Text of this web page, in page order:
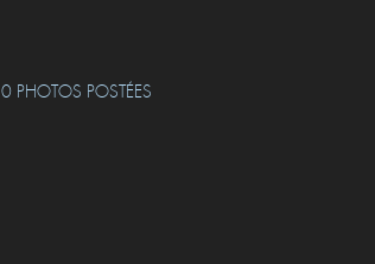
0 PHOTOS POSTÉES